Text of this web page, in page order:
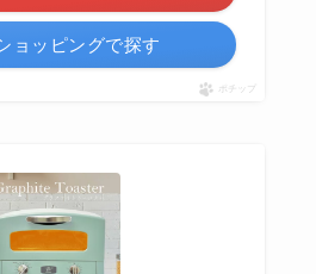
ョッピングで探す
ポチップ